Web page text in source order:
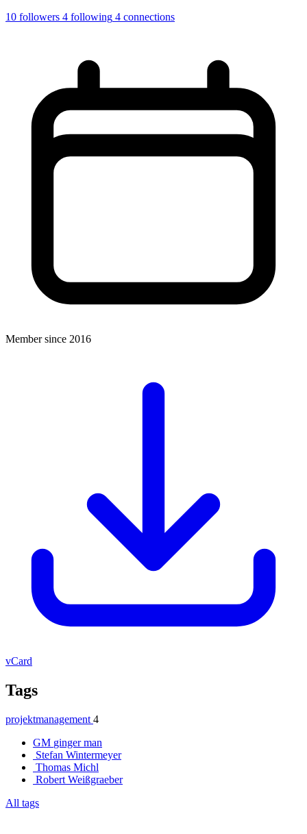
10 followers 4 following 4 connections
Member since 2016
vCard
Tags
projektmanagement 4
GM ginger man
Stefan Wintermeyer
Thomas Michl
Robert Weißgraeber
All tags